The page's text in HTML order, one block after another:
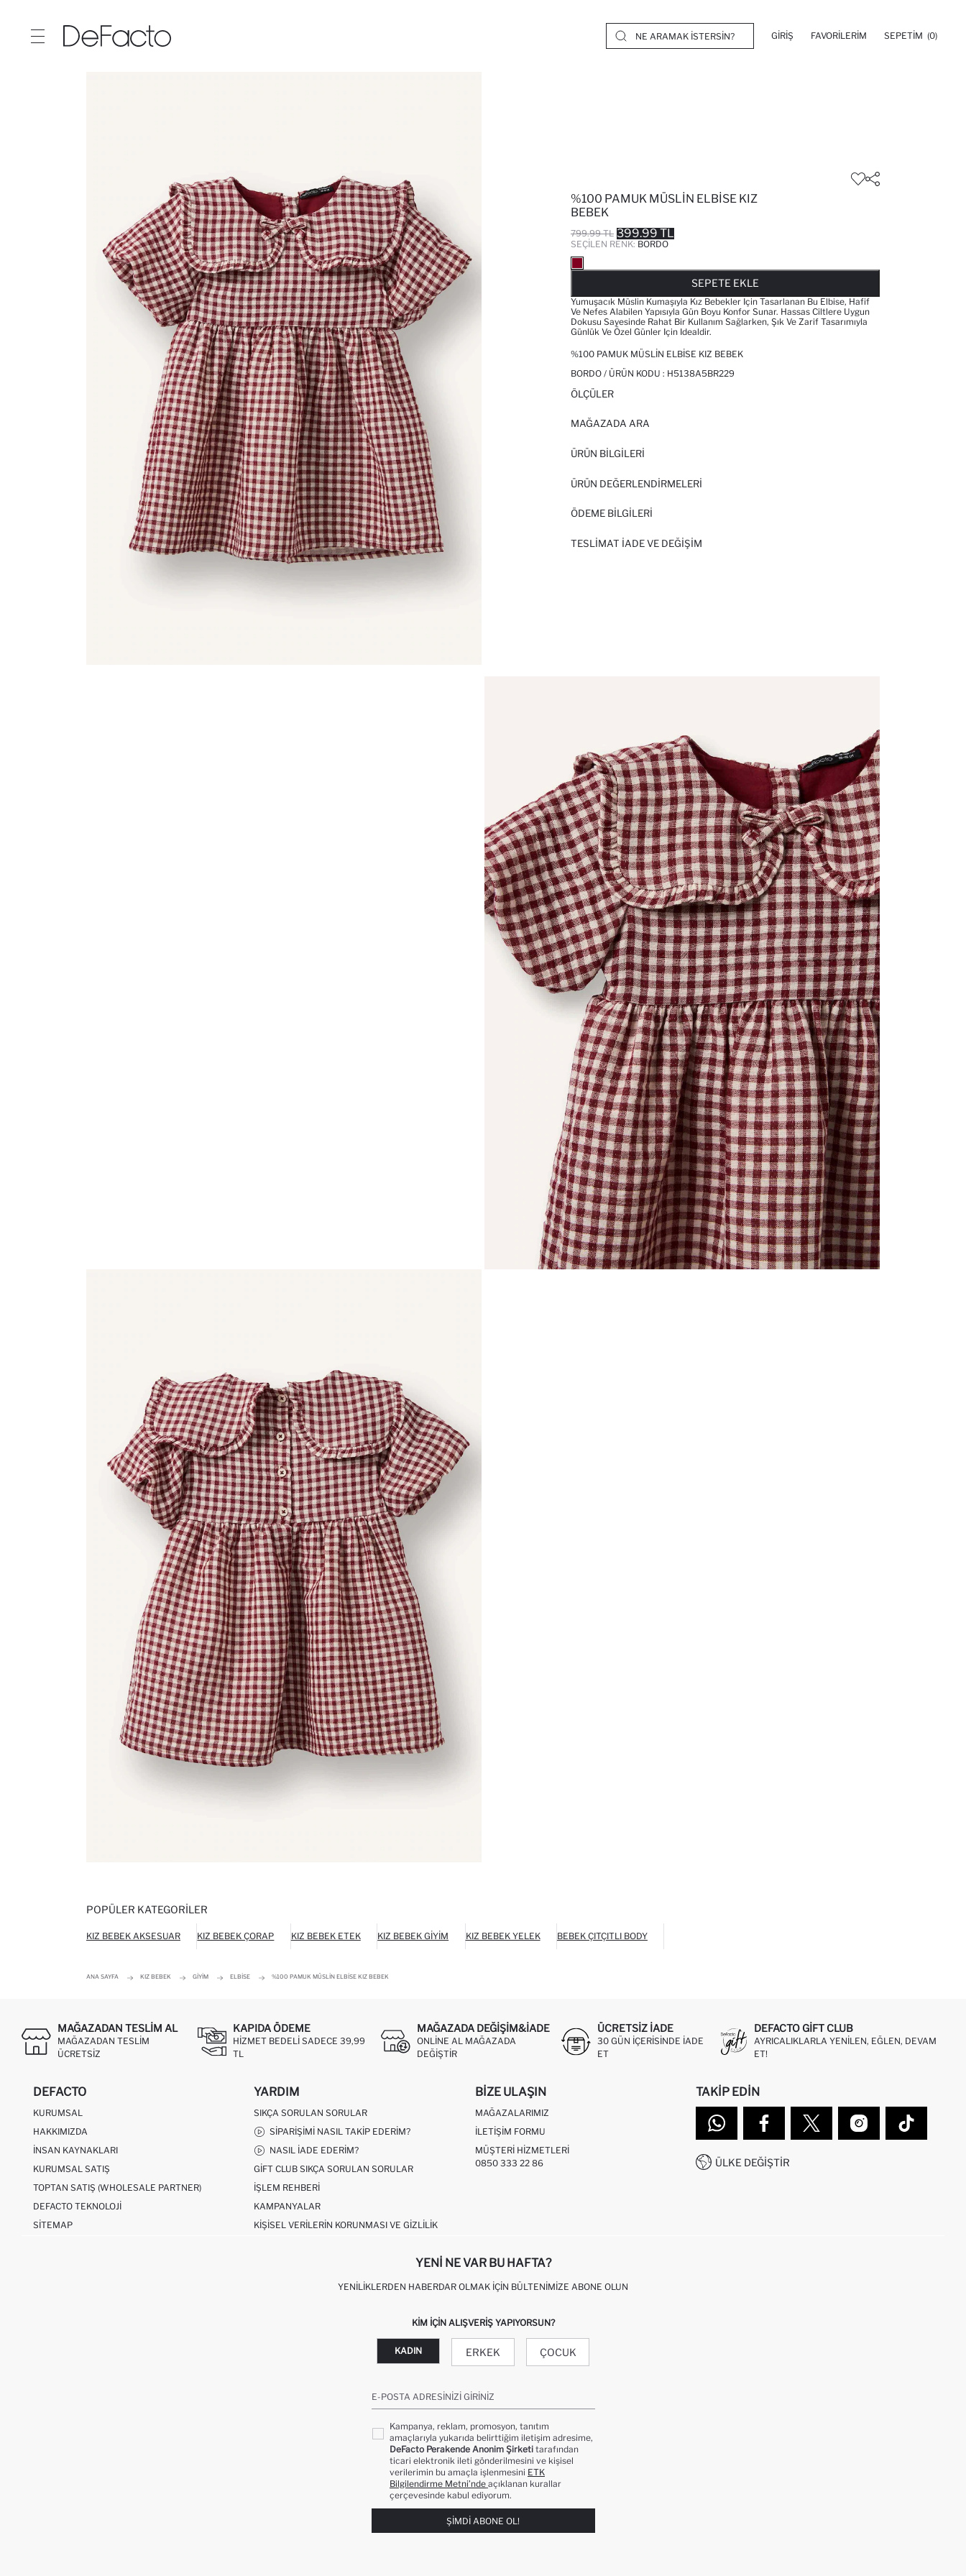
GIRIŞ FAVORILERIM SEPETIM (0)
%100 PAMUK MÜSLIN ELBISE KIZ
BEBEK
799.99 TL 399.99 TL
SEÇILEN RENK: BORDO
SEPETE EKLE
Yumuşacık Müslin Kumaşıyla Kız Bebekler Için Tasarlanan Bu Elbise, Hafif
Ve Nefes Alabilen Yapısıyla Gün Boyu Konfor Sunar. Hassas Ciltlere Uygun
Dokusu Sayesinde Rahat Bir Kullanım Sağlarken, Şık Ve Zarif Tasarımıyla
Günlük Ve Özel Günler Için Idealdir.
%100 PAMUK MÜSLIN ELBISE KIZ BEBEK
BORDO / ÜRÜN KODU : H5138A5BR229
ÖLÇÜLER
MAĞAZADA ARA
ÜRÜN BILGILERI
ÜRÜN DEĞERLENDİRMELERİ
ÖDEME BİLGİLERİ
TESLIMAT İADE VE DEĞIŞIM
POPÜLER KATEGORILER
KIZ BEBEK AKSESUAR KIZ BEBEK ÇORAP KIZ BEBEK ETEK KIZ BEBEK GIYIM KIZ BEBEK YELEK BEBEK ÇITÇITLI BODY
ANA SAYFA KIZ BEBEK GIYIM ELBISE %100 PAMUK MÜSLIN ELBISE KIZ BEBEK
MAĞAZADAN TESLIM AL
MAĞAZADAN TESLIM
ÜCRETSIZ
KAPIDA ÖDEME
HIZMET BEDELI SADECE 39,99
TL
MAĞAZADA DEĞIŞIM&İADE
ONLINE AL MAĞAZADA
DEĞIŞTIR
ÜCRETSIZ IADE
30 GÜN IÇERISINDE IADE
ET
DEFACTO GIFT CLUB
AYRICALIKLARLA YENILEN, EĞLEN, DEVAM
ET!
DEFACTO
KURUMSAL
HAKKIMIZDA
İNSAN KAYNAKLARI
KURUMSAL SATIŞ
TOPTAN SATIŞ (WHOLESALE PARTNER)
DEFACTO TEKNOLOJI
SITEMAP
YARDIM
SIKÇA SORULAN SORULAR
SIPARIŞIMI NASIL TAKIP EDERIM?
NASIL İADE EDERIM?
GIFT CLUB SIKÇA SORULAN SORULAR
İŞLEM REHBERI
KAMPANYALAR
KIŞISEL VERILERIN KORUNMASI VE GIZLILIK
BIZE ULAŞIN
MAĞAZALARIMIZ
İLETIŞIM FORMU
MÜŞTERI HIZMETLERI
0850 333 22 86
TAKIP EDIN
ÜLKE DEĞIŞTIR
YENI NE VAR BU HAFTA?
YENILIKLERDEN HABERDAR OLMAK İÇIN BÜLTENIMIZE ABONE OLUN
KIM IÇIN ALIŞVERIŞ YAPIYORSUN?
KADIN ERKEK ÇOCUK
E-POSTA ADRESINIZI GIRINIZ
Kampanya, reklam, promosyon, tanıtım
amaçlarıyla yukarıda belirttiğim iletişim adresime,
DeFacto Perakende Anonim Şirketi tarafından
ticari elektronik ileti gönderilmesini ve kişisel
verilerimin bu amaçla işlenmesini ETK
Bilgilendirme Metni’nde açıklanan kurallar
çerçevesinde kabul ediyorum.
ŞIMDI ABONE OL!